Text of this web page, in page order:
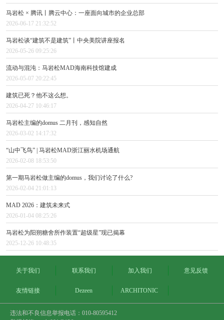
马岩松 × 腾讯丨腾云中心：一座面向城市的企业总部
2026-06-17 21:32:52
马岩松谈“建筑不是建筑”丨中央美院讲座报名
2026-05-26 09:25:26
流动与混沌：马岩松MAD海南科技馆建成
2026-05-07 20:22:45
建筑已死？他不这么想。
2026-04-27 10:46:17
马岩松主编的domus 二月刊，感知自然
2026-03-02 14:17:32
“山中飞鸟” | 马岩松MAD浙江丽水机场通航
2026-02-08 18:53:50
第一期马岩松做主编的domus，我们讨论了什么?
2026-02-04 21:01:13
MAD 2026：建筑未来式
2026-01-04 08:25:26
马岩松为阳朔糖舍所作装置“超级星”现已揭幕
2025-12-26 10:48:35
关于我们 联系我们 加入我们 意见反馈
友情链接 Dezeen ARCHITONIC
违法和不良信息举报电话：010-80595412